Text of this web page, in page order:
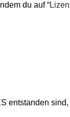
du auf “
entstanden